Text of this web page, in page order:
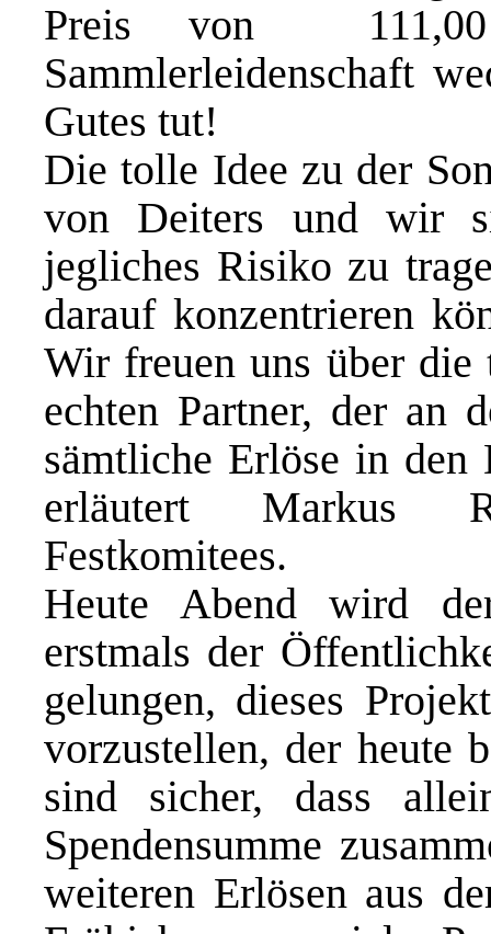
Preis von 
Sammlerleidenschaft
Gutes tut!
Die tolle Idee zu der
von Deiters und wir
jegliches Risiko zu
darauf konzentrieren
Wir freuen uns über
echten Partner, der an
sämtliche Erlöse in den
erläutert Markus
Festkomitees.
Heute Abend wird
erstmals der
gelungen, dieses
vorzustellen, der heute
sind sicher, dass
Spendensumme
weiteren Erlösen aus